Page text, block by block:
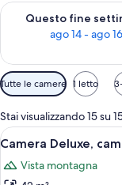
Questo fine
ago 14 - ago 16
Verifica la
Filtri
disponibili
per
le
camere
Tutte le camere 1 letto
Stai visualizzando 15 su
Apri
tutte
le
8
Camera Deluxe,
Vista montagna